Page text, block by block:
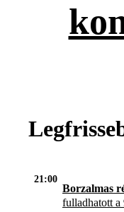
21:00
Borzalmas
fulladhatott a